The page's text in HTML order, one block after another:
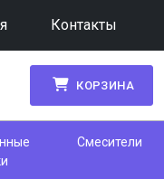
Контакты
КОРЗИНА
Смесители